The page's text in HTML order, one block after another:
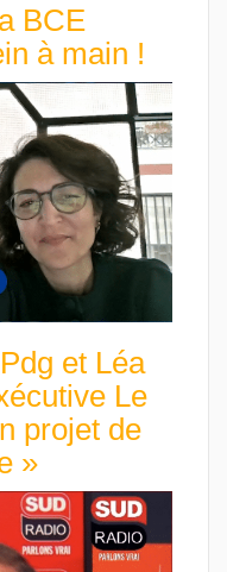
BCE
à main !
et Léa
Le
projet de
»